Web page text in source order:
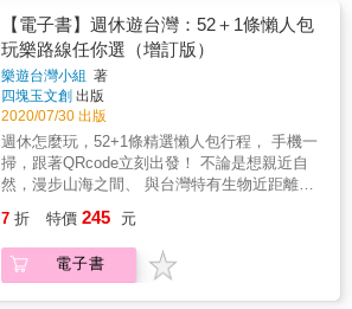
界因為疫情封鎖之際，人們比起以往更需要懂
得如何和自己相處。 & 新作雖然以孤獨為題，
但更多故事則是自我療傷－－關於旅人如何面
對自己的孤獨，帶上它，並珍惜它，重新面對
雖然未完成，而依然絢爛的世界。 & 本書特色
& ‧全彩印刷、1：1圖文收錄。讓照片說話，讓
文字躍然紙上 ‧全書旅程皆源自台灣。除去旅遊
資訊，重溫旅行的醍醐味：發掘。 ‧陳浪睽違兩
作 ‧知名設計師田修銓由外到內全書操刀設計，
特別邀請眾藝人御用攝影師王晨熙拍攝封面
間，他愛上這裡的人，這片土地，並希望藉由
自己的才華&mdash;&mdash;攝影與寫作
&mdash;&mdash;向世界傳達臺灣之美。 在臺
灣生活的2,190個日子裡，就像是有一陣風從背
後推著，推動著他持續探索這座島嶼的美景，
臺灣總能帶給他出乎意料的驚喜。呼應年少時
「我想從老鷹的背上俯瞰全世界」的夢想，
《風起臺灣》是他首度以空拍視角拍攝臺灣，
全書共收錄北中南東離島60祕境，搭配小林走
訪各地的旅行札記與心情，美麗且獨特的照片
送給臺灣人的禮物，亦是他向空拍大師齊柏林
先生的致敬之作，「身為日本人的我，帶著敬
意與誠意，記錄並讚頌這片大地。您出生的國
然！並把秘境旅遊的快樂分享給大家。」
頻道。「我用手機和GoPro來拍攝，並且用
iPhone剪輯vlog、上字幕，並要求自己至少每
週上一支影片。因為拍片的需求，我每週都找
了一些朋友遊山玩水，過程中看到他們在大自
然裡快樂的樣子，我覺得好開心，他們每個都
愛上了這種生活。」在影片中，徐愷提倡的理
念是「你不需要花多少錢，就能夠得到這些快
樂，這些大自然帶給我們真誠的快樂！」 & 大
概這樣更新了十部影片後，徐愷的頻道訂閱人
數開始暴增。也因此他開始升級設備、購入空
程中，他覺得自己開啟了人生不同的篇章！ &
於是徐愷想把一些觀念用好玩的方式傳達出
去。「曾經我也犯錯，差點命喪大海，透過這
【電子書】週休遊台灣：52＋1條懶人包
玩樂路線任你選（增訂版）
樂遊台灣小組 著
四塊玉文創 出版
2020/07/30 出版
週休怎麼玩，52+1條精選懶人包行程， 手機一
掃，跟著QRcode立刻出發！ 不論是想親近自
然，漫步山海之間、 與台灣特有生物近距離接
石厝； 更或者要探索巷弄美食、深入當地的生
活， 帶著本書出發，就能重新感受福爾摩沙的
迷人魅力！ 本書特色 ◆人人都適用的行程懶人
7 折 特價 245 元
電子書